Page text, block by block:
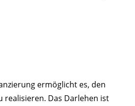
ermöglicht es, den
realisieren. Das Darlehen ist